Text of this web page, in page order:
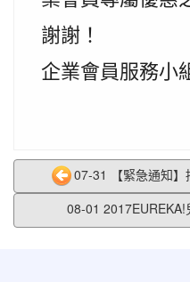
謝謝！
企業會員服務小
07-31 【緊急通知
08-01